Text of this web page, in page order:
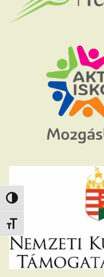
Nagy kontraszt váltása
Betűméret váltása